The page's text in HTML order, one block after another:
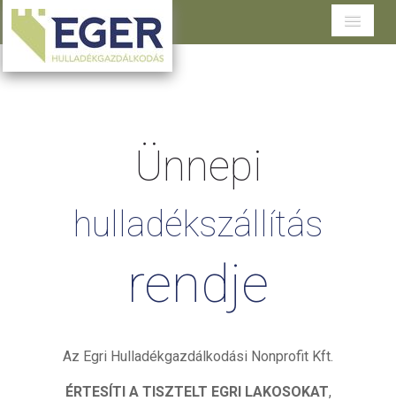
Szolgáltatások területenként
Ügyfélszolgálat
Ünnepi
hulladékszállítás
rendje
Az Egri Hulladékgazdálkodási Nonprofit Kft.
ÉRTESÍTI A TISZTELT EGRI LAKOSOKAT,